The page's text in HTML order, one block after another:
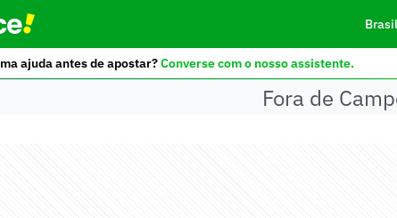
ajuda antes de apostar?Converse com o nosso assistente.
Fora de